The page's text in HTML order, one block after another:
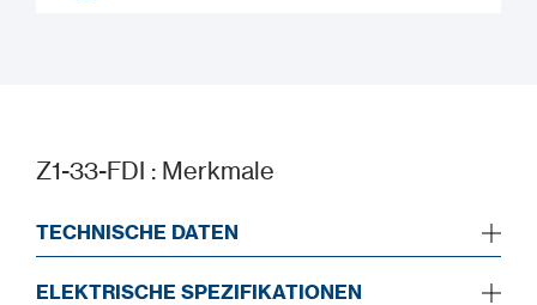
Z1-33-FDI : Merkmale
TECHNISCHE DATEN
ELEKTRISCHE SPEZIFIKATIONEN